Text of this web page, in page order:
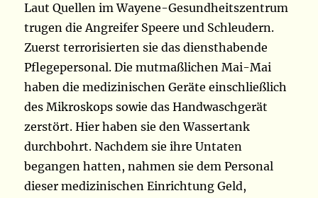
Laut Quellen im Wayene-Gesundheitszentrum
trugen die Angreifer Speere und Schleudern.
Zuerst terrorisierten sie das diensthabende
Pflegepersonal. Die mutmaßlichen Mai-Mai
haben die medizinischen Geräte einschließlich
des Mikroskops sowie das Handwaschgerät
zerstört. Hier haben sie den Wassertank
durchbohrt. Nachdem sie ihre Untaten
begangen hatten, nahmen sie dem Personal
dieser medizinischen Einrichtung Geld,